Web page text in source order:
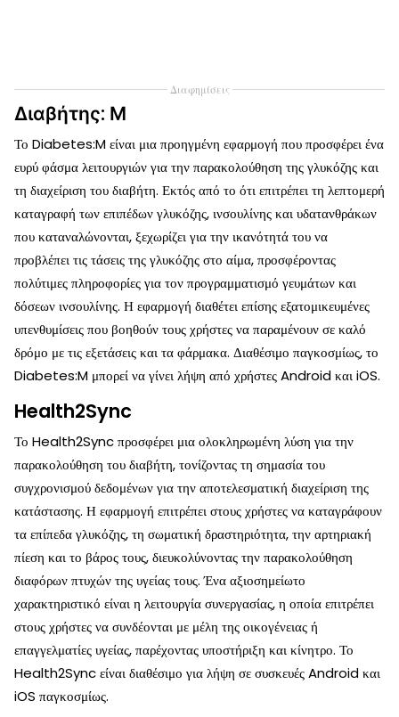
Διαφημίσεις
Διαβήτης: Μ
Το Diabetes:M είναι μια προηγμένη εφαρμογή που προσφέρει ένα
ευρύ φάσμα λειτουργιών για την παρακολούθηση της γλυκόζης και
τη διαχείριση του διαβήτη. Εκτός από το ότι επιτρέπει τη λεπτομερή
καταγραφή των επιπέδων γλυκόζης, ινσουλίνης και υδατανθράκων
που καταναλώνονται, ξεχωρίζει για την ικανότητά του να
προβλέπει τις τάσεις της γλυκόζης στο αίμα, προσφέροντας
πολύτιμες πληροφορίες για τον προγραμματισμό γευμάτων και
δόσεων ινσουλίνης. Η εφαρμογή διαθέτει επίσης εξατομικευμένες
υπενθυμίσεις που βοηθούν τους χρήστες να παραμένουν σε καλό
δρόμο με τις εξετάσεις και τα φάρμακα. Διαθέσιμο παγκοσμίως, το
Diabetes:M μπορεί να γίνει λήψη από χρήστες Android και iOS.
Health2Sync
Το Health2Sync προσφέρει μια ολοκληρωμένη λύση για την
παρακολούθηση του διαβήτη, τονίζοντας τη σημασία του
συγχρονισμού δεδομένων για την αποτελεσματική διαχείριση της
κατάστασης. Η εφαρμογή επιτρέπει στους χρήστες να καταγράφουν
τα επίπεδα γλυκόζης, τη σωματική δραστηριότητα, την αρτηριακή
πίεση και το βάρος τους, διευκολύνοντας την παρακολούθηση
διαφόρων πτυχών της υγείας τους. Ένα αξιοσημείωτο
χαρακτηριστικό είναι η λειτουργία συνεργασίας, η οποία επιτρέπει
στους χρήστες να συνδέονται με μέλη της οικογένειας ή
επαγγελματίες υγείας, παρέχοντας υποστήριξη και κίνητρο. Το
Health2Sync είναι διαθέσιμο για λήψη σε συσκευές Android και
iOS παγκοσμίως.